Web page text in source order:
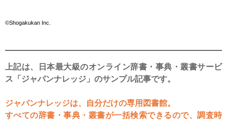
©Shogakukan Inc.
上記は、日本最大級のオンライン辞書・事典・叢書サービ
ス「ジャパンナレッジ」のサンプル記事です。
ジャパンナレッジは、自分だけの専用図書館。
すべての辞書・事典・叢書が一括検索できるので、調査時